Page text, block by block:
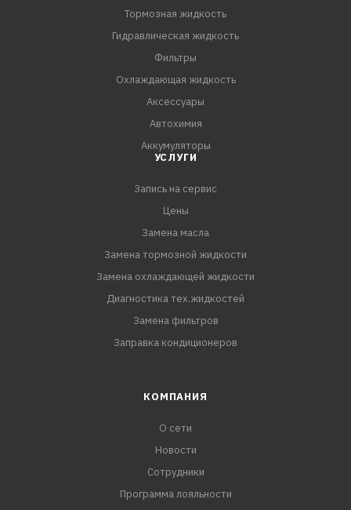
Тормозная жидкость
Гидравлическая жидкость
Фильтры
Охлаждающая жидкость
Аксессуары
Автохимия
Аккумуляторы
УСЛУГИ
Запись на сервис
Цены
Замена масла
Замена тормозной жидкости
Замена охлаждающей жидкости
Диагностика тех.жидкостей
Замена фильтров
Заправка кондиционеров
КОМПАНИЯ
О сети
Новости
Сотрудники
Программа лояльности